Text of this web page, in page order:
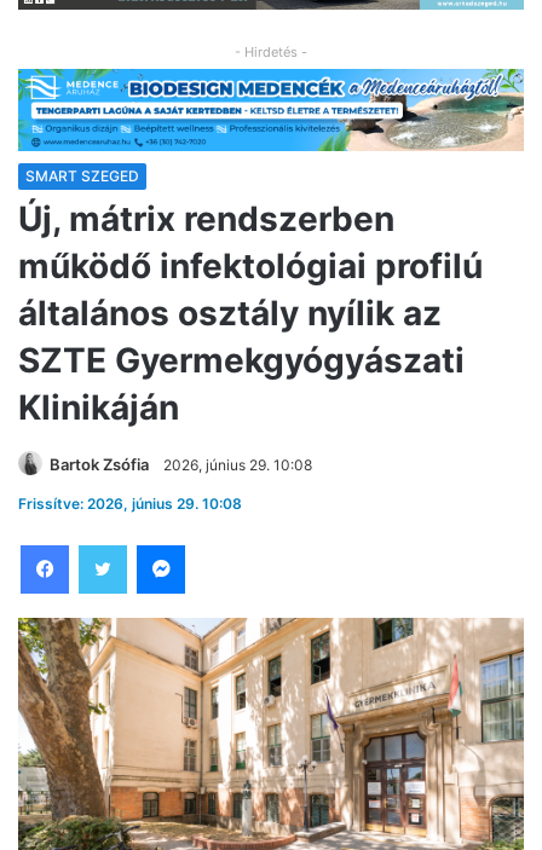
- Hirdetés -
SMART SZEGED
Új, mátrix rendszerben
működő infektológiai profilú
általános osztály nyílik az
SZTE Gyermekgyógyászati
Klinikáján
Bartok Zsófia 2026, június 29. 10:08
Frissítve: 2026, június 29. 10:08